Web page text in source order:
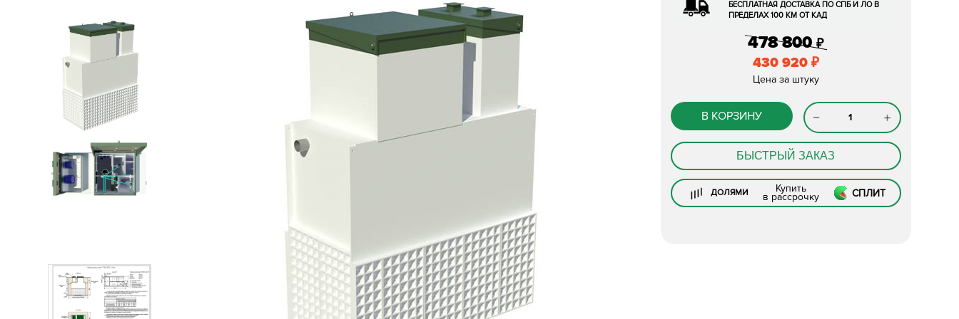
БЕСПЛАТНАЯ ДОСТАВКА ПО СПБ И ЛО В
ПРЕДЕЛАХ 100 КМ ОТ КАД
478 800₽
430 920 ₽
Цена за штуку
В КОРЗИНУ
БЫСТРЫЙ ЗАКАЗ
ДОЛЯМИ Купить
в рассрочку СПЛИТ